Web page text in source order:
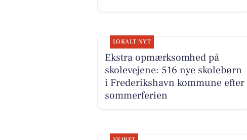
LOKALT NYT
Ekstra opmærksomhed på
skolevejene: 516 nye skolebørn
i Frederikshavn kommune efter
sommerferien